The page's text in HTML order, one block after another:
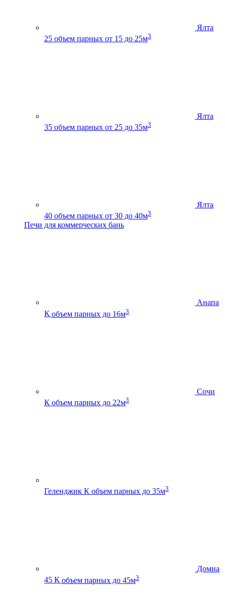
Ялта
25 объем парных от 15 до 25м3
Ялта
35 объем парных от 25 до 35м3
Ялта
40 объем парных от 30 до 40м3
Печи для коммерческих бань
Анапа
К объем парных до 16м3
Сочи
К объем парных до 22м3
Геленджик К объем парных до 35м3
Домна
45 К объем парных до 45м3